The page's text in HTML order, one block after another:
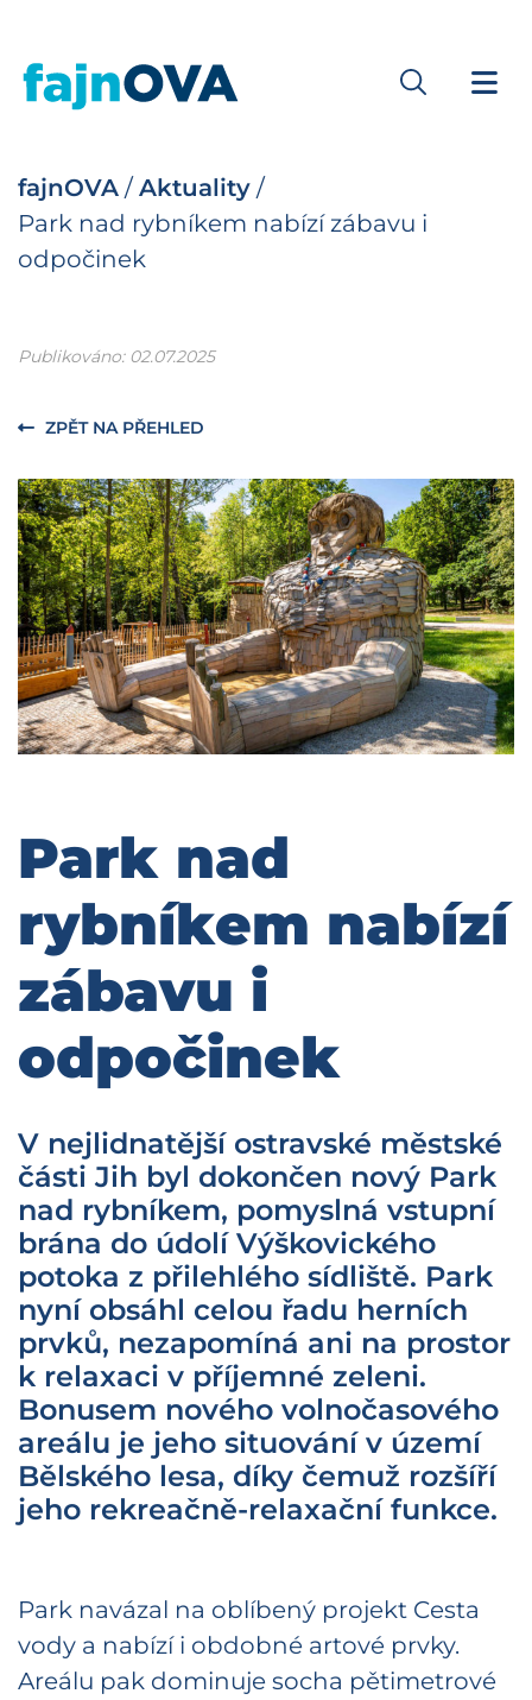
fajnOVA / Aktuality /
Park nad rybníkem nabízí zábavu i
odpočinek
Publikováno: 02.07.2025
ZPĚT NA PŘEHLED
Park nad
rybníkem nabízí
zábavu i
odpočinek
V nejlidnatější ostravské městské
části Jih byl dokončen nový Park
nad rybníkem, pomyslná vstupní
brána do údolí Výškovického
potoka z přilehlého sídliště. Park
nyní obsáhl celou řadu herních
prvků, nezapomíná ani na prostor
k relaxaci v příjemné zeleni.
Bonusem nového volnočasového
areálu je jeho situování v území
Bělského lesa, díky čemuž rozšíří
jeho rekreačně-relaxační funkce.
Park navázal na oblíbený projekt Cesta
vody a nabízí i obdobné artové prvky.
Areálu pak dominuje socha pětimetrové